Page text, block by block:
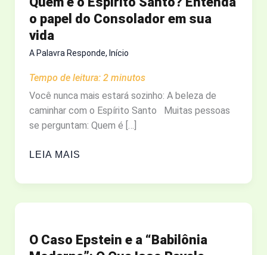
o papel do Consolador em sua
vida
A Palavra Responde, Início
Tempo de leitura: 2 minutos
Você nunca mais estará sozinho: A beleza de
caminhar com o Espírito Santo Muitas pessoas
se perguntam: Quem é […]
QUEM
O
O
LEIA MAIS
O Caso Epstein e a “Babilônia